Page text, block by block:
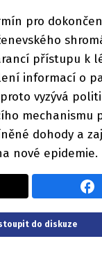
pro
přístupu k
informací o
vyzývá
mechanismu
dohody a
nové epidemie.
do diskuze